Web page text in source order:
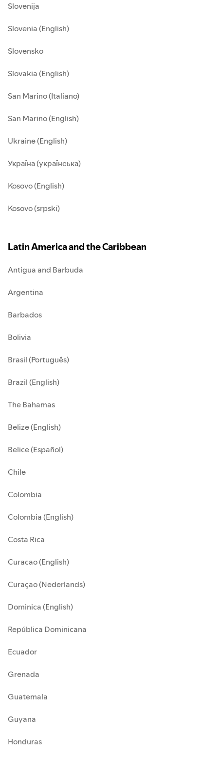
Slovenija
Slovenia (English)
Slovensko
Slovakia (English)
San Marino (Italiano)
San Marino (English)
Ukraine (English)
Україна (українська)
Kosovo (English)
Kosovo (srpski)
Latin America and the Caribbean
Antigua and Barbuda
Argentina
Barbados
Bolivia
Brasil (Português)
Brazil (English)
The Bahamas
Belize (English)
Belice (Español)
Chile
Colombia
Colombia (English)
Costa Rica
Curacao (English)
Curaçao (Nederlands)
Dominica (English)
República Dominicana
Ecuador
Grenada
Guatemala
Guyana
Honduras